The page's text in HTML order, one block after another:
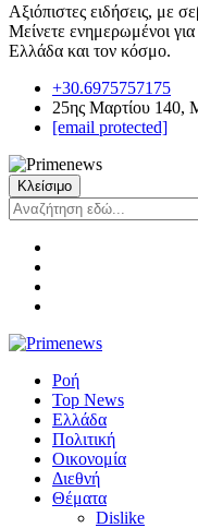
Αξιόπιστες ειδήσεις, με
Μείνετε ενημερωμένοι
Ελλάδα και τον κόσμο.
+30.6975757175
25ης Μαρτίου 140,
[email protected]
Κλείσιμο
Ροή
Top News
Ελλάδα
Πολιτική
Οικονομία
Διεθνή
Θέματα
Dislike